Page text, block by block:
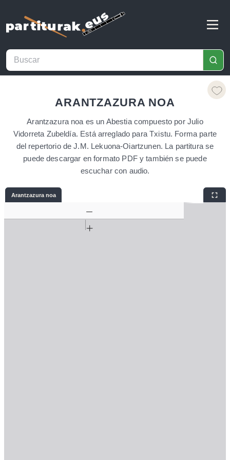
ARANTZAZURA NOA
Arantzazura noa es un Abestia compuesto por Julio
Vidorreta Zubeldía. Está arreglado para Txistu. Forma parte
del repertorio de J.M. Lekuona-Oiartzunen. La partitura se
puede descargar en formato PDF y también se puede
escuchar con audio.
Arantzazura noa